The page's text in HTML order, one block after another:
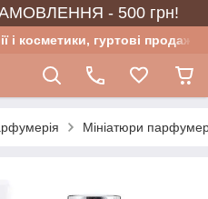
- 500 грн!
і косметики, гуртові продажі
Мініатюри